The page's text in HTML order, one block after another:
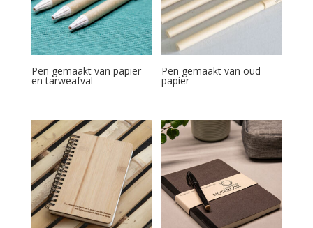
Pen gemaakt van papier
en tarweafval
Pen gemaakt van oud
papier